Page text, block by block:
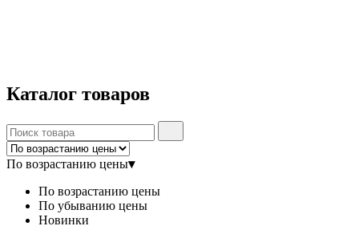
Каталог товаров
По возрастанию цены▾
По возрастанию цены
По убыванию цены
Новинки